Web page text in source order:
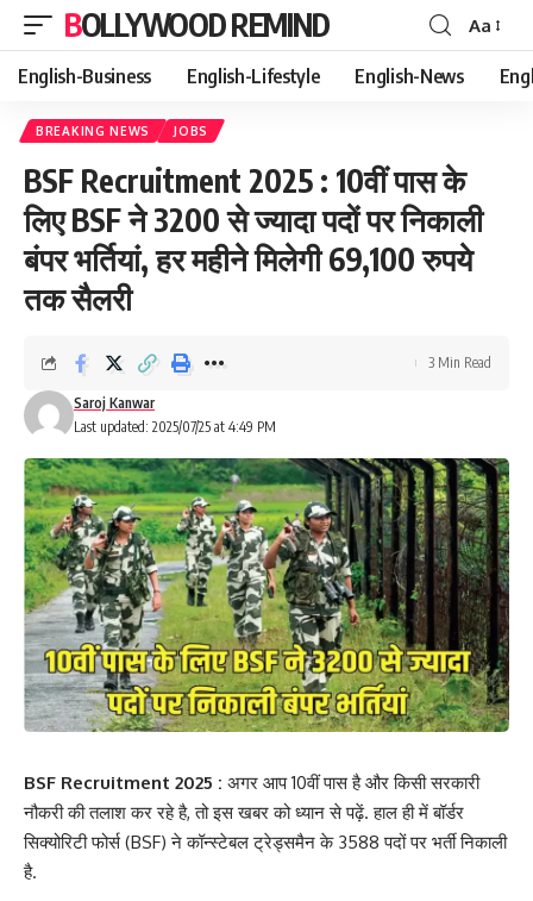
BOLLYWOOD REMIND
Font
Resizer
Aa
English-Business English-Lifestyle English-News
BREAKING NEWS JOBS
BSF Recruitment 2025 : 10वीं पास के
लिए BSF ने 3200 से ज्यादा पदों पर निकाली
बंपर भर्तियां, हर महीने मिलेगी 69,100 रुपये
तक सैलरी
Last updated: 2025/07/25 at 4:49 PM
Saroj Kanwar
3 Min Read
BSF Recruitment 2025 : अगर आप 10वीं पास है और किसी सरकारी
नौकरी की तलाश कर रहे है, तो इस खबर को ध्यान से पढ़ें. हाल ही में बॉर्डर
सिक्योरिटी फोर्स (BSF) ने कॉन्स्टेबल ट्रेड्समैन के 3588 पदों पर भर्ती निकाली
है.